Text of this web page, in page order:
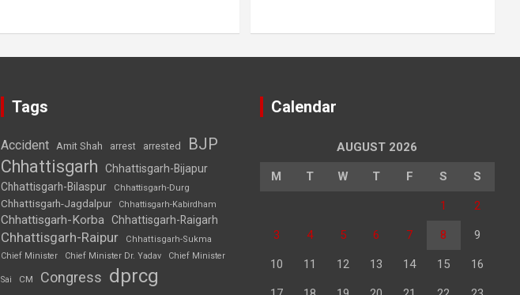
Tags
Accident Amit Shah arrest arrested BJP
Chhattisgarh
Chhattisgarh-Bijapur
Chhattisgarh-Bilaspur
Chhattisgarh-Durg
Chhattisgarh-Jagdalpur Chhattisgarh-Kabirdham
Chhattisgarh-Korba Chhattisgarh-Raigarh
Chhattisgarh-Raipur
Chhattisgarh-Sukma
Chief Minister
Chief Minister Dr. Yadav Chief Minister
Sai CM Congress dprcg
Calendar
AUGUST 2026
M T W T F S S
1 2
3 4 5 6 7 8 9
10 11 12 13 14 15 16